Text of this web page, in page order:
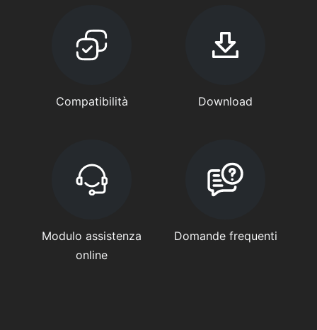
Compatibilità Download
Modulo assistenza
online
Domande frequenti